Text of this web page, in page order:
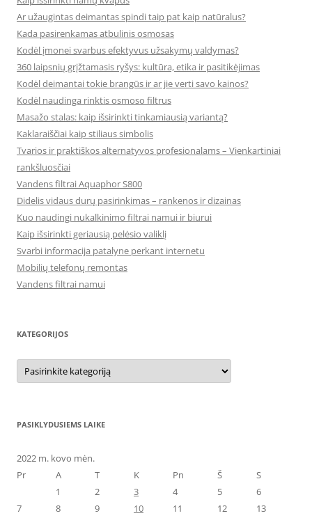
Ar užaugintas deimantas spindi taip pat kaip natūralus?
Kada pasirenkamas atbulinis osmosas
Kodėl įmonei svarbus efektyvus užsakymų valdymas?
360 laipsnių grįžtamasis ryšys: kultūra, etika ir pasitikėjimas
Kodėl deimantai tokie brangūs ir ar jie verti savo kainos?
Kodėl naudinga rinktis osmoso filtrus
Masažo stalas: kaip išsirinkti tinkamiausią variantą?
Kaklaraiščiai kaip stiliaus simbolis
Tvarios ir praktiškos alternatyvos profesionalams – Vienkartiniai
rankšluosčiai
Vandens filtrai Aquaphor S800
Didelis vidaus durų pasirinkimas – rankenos ir dizainas
Kuo naudingi nukalkinimo filtrai namui ir biurui
Kaip išsirinkti geriausią pelėsio valiklį
Svarbi informacija patalyne perkant internetu
Mobilių telefonų remontas
Vandens filtrai namui
KATEGORIJOS
Kategorijos
PASIKLYDUSIEMS LAIKE
2022 m. kovo mėn.
Pr
A T K Pn Š
S
1
2 3 4 5
6
7
8 9 10 11 12
13